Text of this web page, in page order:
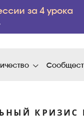
за 4 урока
КРИЗИС